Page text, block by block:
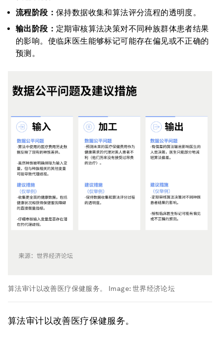
流程阶段： 保持数据收集和算法评分流程的透明度。
输出阶段： 定期审核算法决策对不同种族群体患者结果
的影响。使临床医生能够标记可能存在偏见或不正确的
预测。
算法审计以改善医疗保健服务。 Image: 世界经济论坛
算法审计以改善医疗保健服务。